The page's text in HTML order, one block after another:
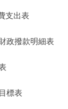
支出表
撥款明細表
標表